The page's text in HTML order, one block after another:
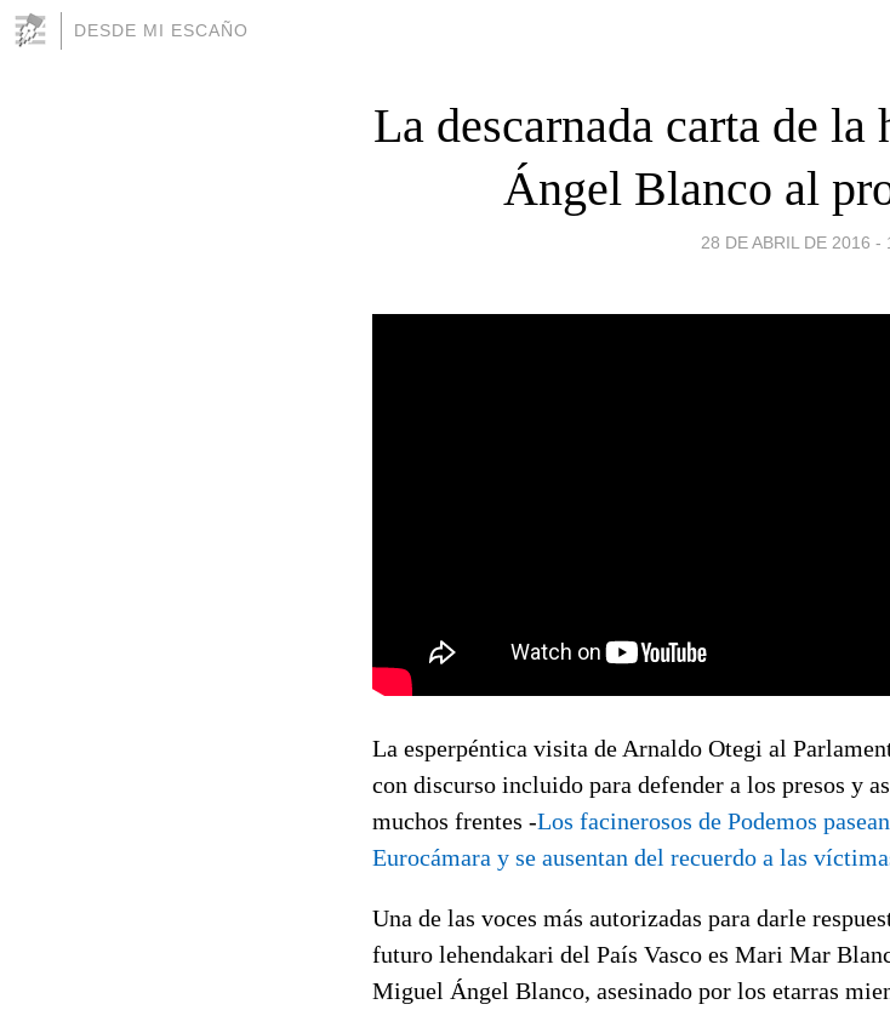
DESDE MI ESCAÑO
La descarnada carta de
Ángel Blanco al
28 DE ABRIL DE 2016 -
La esperpéntica visita de Arnaldo Otegi al
con discurso incluido para defender a los presos y
muchos frentes -Los facinerosos de Podemos
Eurocámara y se ausentan del recuerdo a las
Una de las voces más autorizadas para darle
futuro lehendakari del País Vasco es Mari Mar
Miguel Ángel Blanco, asesinado por los etarras